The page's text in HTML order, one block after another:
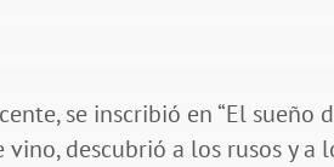
se inscribió en “El sueño
descubrió a los rusos y a